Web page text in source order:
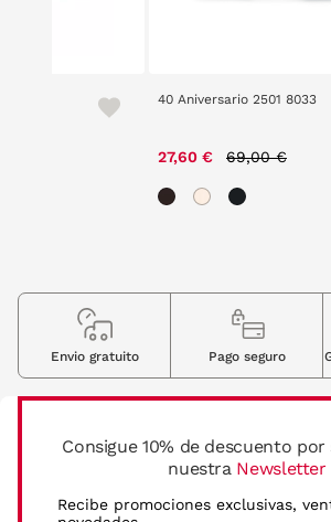
40 Aniversario 2501 8033
27,60 € 69,00 €
Consigue 10% de descuento
nuestra Newsletter
Recibe promociones exclusivas,
Envio gratuito Pago seguro